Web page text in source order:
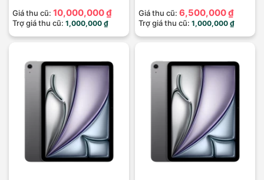
Giá thu cũ: 10,000,000 ₫
Trợ giá thu cũ: 1,000,000 ₫
Giá thu cũ: 6,500,000 ₫
Trợ giá thu cũ: 1,000,000 ₫